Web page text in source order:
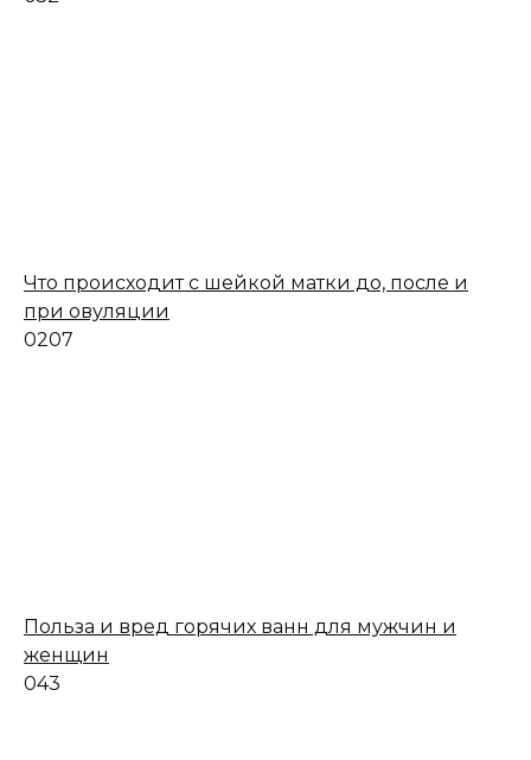
Что происходит с шейкой матки до, после и
при овуляции
0207
Польза и вред горячих ванн для мужчин и
женщин
043